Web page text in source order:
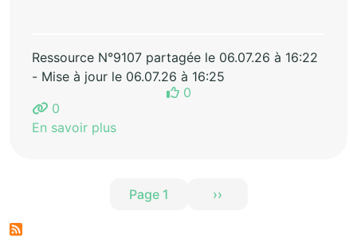
Ressource N°9107 partagée le 06.07.26 à 16:22
- Mise à jour le 06.07.26 à 16:25
0
0
En savoir plus
Page 1 ››